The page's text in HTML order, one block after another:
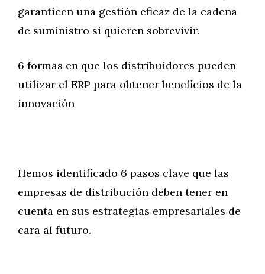
garanticen una gestión eficaz de la cadena
de suministro si quieren sobrevivir.
6 formas en que los distribuidores pueden
utilizar el ERP para obtener beneficios de la
innovación
Hemos identificado 6 pasos clave que las
empresas de distribución deben tener en
cuenta en sus estrategias empresariales de
cara al futuro.